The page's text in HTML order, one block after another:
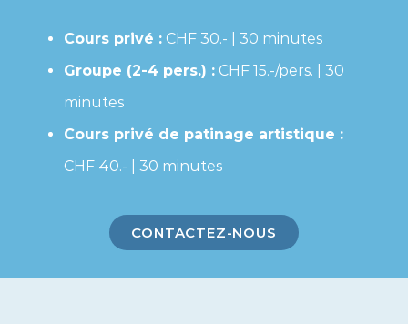
Cours privé : CHF 30.- | 30 minutes
Groupe (2-4 pers.) : CHF 15.-/pers. | 30
minutes
Cours privé de patinage artistique :
CHF 40.- | 30 minutes
CONTACTEZ-NOUS